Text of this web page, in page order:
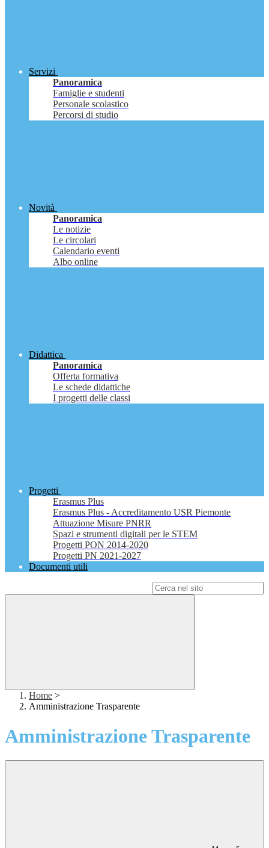
Servizi
Panoramica
Famiglie e studenti
Personale scolastico
Percorsi di studio
Novità
Panoramica
Le notizie
Le circolari
Calendario eventi
Albo online
Didattica
Panoramica
Offerta formativa
Le schede didattiche
I progetti delle classi
Progetti
Erasmus Plus
Erasmus Plus - Accreditamento USR Piemonte
Attuazione Misure PNRR
Spazi e strumenti digitali per le STEM
Progetti PON 2014-2020
Progetti PN 2021-2027
Documenti utili
Home >
Amministrazione Trasparente
Amministrazione Trasparente